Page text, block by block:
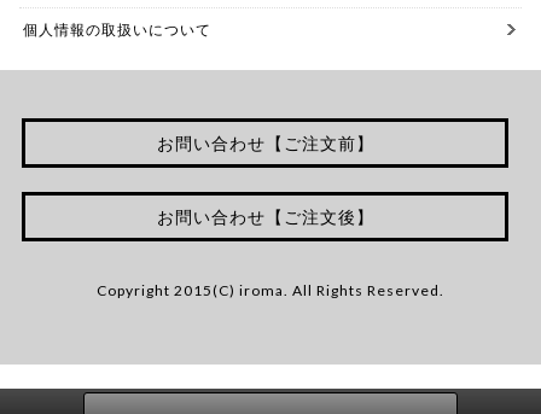
個人情報の取扱いについて
お問い合わせ【ご注文前】
お問い合わせ【ご注文後】
Copyright 2015(C) iroma. All Rights Reserved.